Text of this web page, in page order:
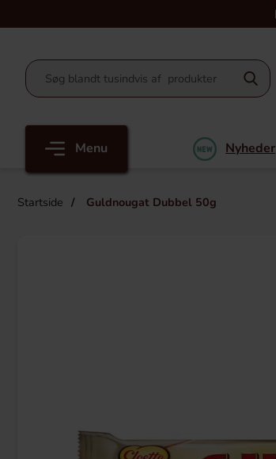
Menu Nyheder
Startside Guldnougat Dubbel 50g